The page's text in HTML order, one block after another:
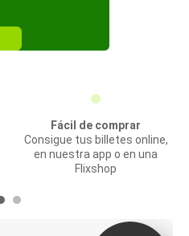
Fácil de comprar
Consigue tus billetes online,
en nuestra app o en una
Flixshop